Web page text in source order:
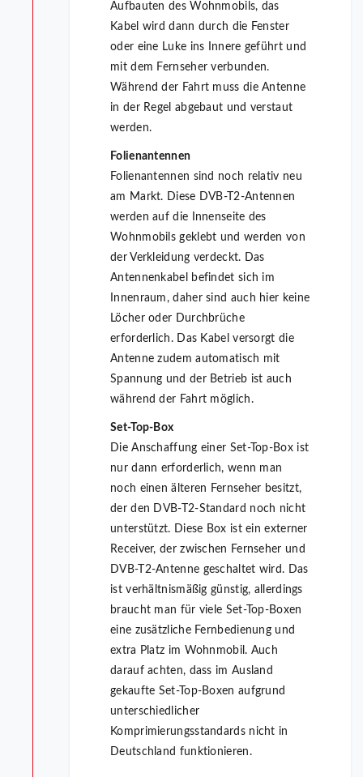
Aufbauten des Wohnmobils, das
Kabel wird dann durch die Fenster
oder eine Luke ins Innere geführt und
mit dem Fernseher verbunden.
Während der Fahrt muss die Antenne
in der Regel abgebaut und verstaut
werden.
Folienantennen
Folienantennen sind noch relativ neu
am Markt. Diese DVB-T2-Antennen
werden auf die Innenseite des
Wohnmobils geklebt und werden von
der Verkleidung verdeckt. Das
Antennenkabel befindet sich im
Innenraum, daher sind auch hier keine
Löcher oder Durchbrüche
erforderlich. Das Kabel versorgt die
Antenne zudem automatisch mit
Spannung und der Betrieb ist auch
während der Fahrt möglich.
Set-Top-Box
Die Anschaffung einer Set-Top-Box ist
nur dann erforderlich, wenn man
noch einen älteren Fernseher besitzt,
der den DVB-T2-Standard noch nicht
unterstützt. Diese Box ist ein externer
Receiver, der zwischen Fernseher und
DVB-T2-Antenne geschaltet wird. Das
ist verhältnismäßig günstig, allerdings
braucht man für viele Set-Top-Boxen
eine zusätzliche Fernbedienung und
extra Platz im Wohnmobil. Auch
darauf achten, dass im Ausland
gekaufte Set-Top-Boxen aufgrund
unterschiedlicher
Komprimierungsstandards nicht in
Deutschland funktionieren.